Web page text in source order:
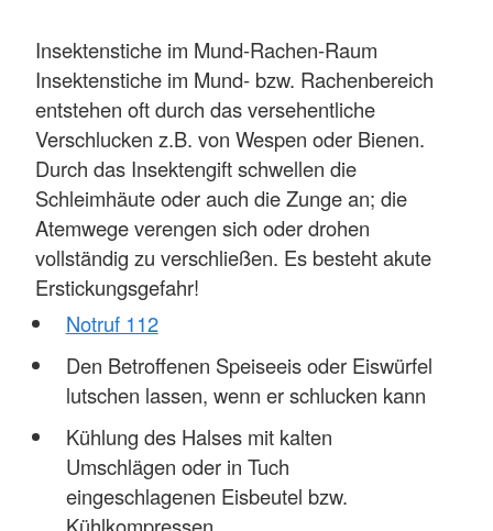
Insektenstiche im Mund-Rachen-Raum
Insektenstiche im Mund- bzw. Rachenbereich
entstehen oft durch das versehentliche
Verschlucken z.B. von Wespen oder Bienen.
Durch das Insektengift schwellen die
Schleimhäute oder auch die Zunge an; die
Atemwege verengen sich oder drohen
vollständig zu verschließen. Es besteht akute
Erstickungsgefahr!
Notruf 112
Den Betroffenen Speiseeis oder Eiswürfel
lutschen lassen, wenn er schlucken kann
Kühlung des Halses mit kalten
Umschlägen oder in Tuch
eingeschlagenen Eisbeutel bzw.